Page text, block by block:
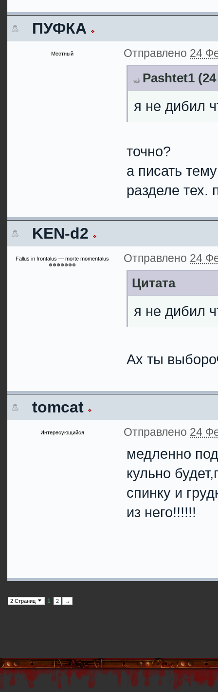
ПУФКА
Местный Отправлено 24
Pashtet1
я не дибил
точно?
а писать
разделе тех.
KEN-d2
Fallus in frontalus — morte momentalus Отправлено 24
Цитата
я не дибил
Ах ты
tomcat
Интересующийся Отправлено 24
медленно
кульно
спинку и
из него!!!!!!
2 Страниц 1 2 →